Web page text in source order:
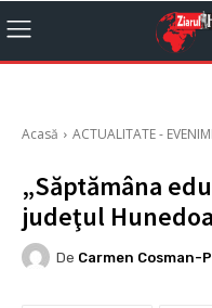
Acasă ACTUALITATE -
„Săptămâna
judeţul
De Carmen Cosman-